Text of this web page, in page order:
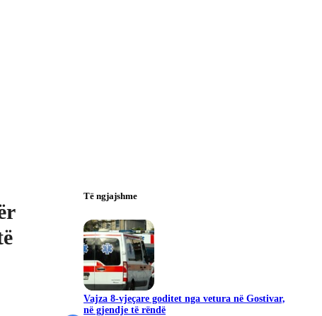
Të ngjajshme
Vajza 8-vjeçare goditet nga vetura në Gostivar,
në gjendje të rëndë